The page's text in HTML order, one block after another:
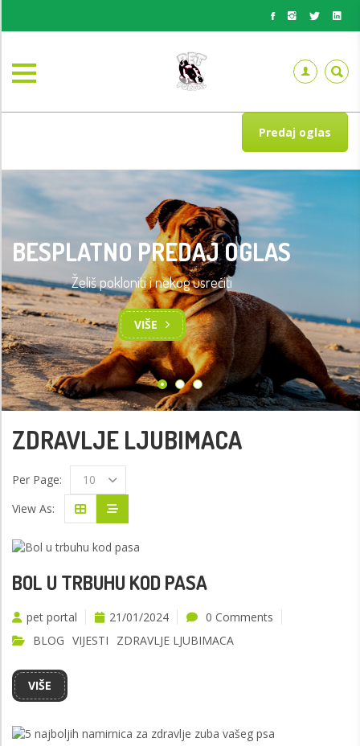
Predaj oglas
BESPLATNO PREDAJ OGLAS
Želiš pokloniti i nekog usrećiti
VIŠE
ZDRAVLJE LJUBIMACA
Per Page:
10
View As:
BOL U TRBUHU KOD PASA
pet portal 21/01/2024
0 Comments
BLOG VIJESTI ZDRAVLJE LJUBIMACA
VIŠE